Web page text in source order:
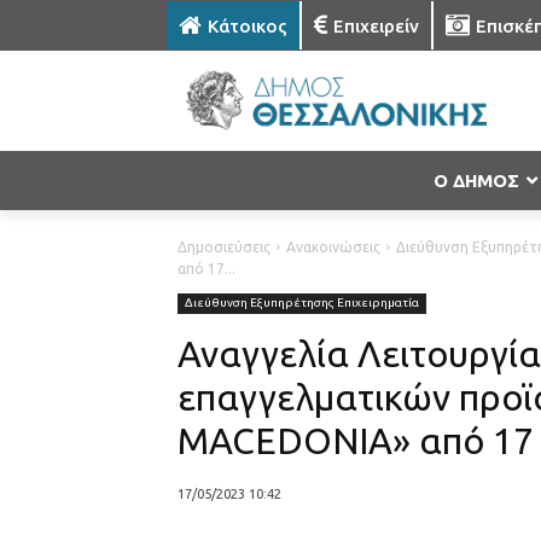
Κάτοικος Επιχειρείν
Ο ΔΗΜΟΣ
Δημοσιεύσεις Ανακοινώσεις Διεύθυνση
από 17...
Διεύθυνση Εξυπηρέτησης Επιχειρηματία
Αναγγελία
επαγγελματικών
MACEDONIA» από
17/05/2023 10:42